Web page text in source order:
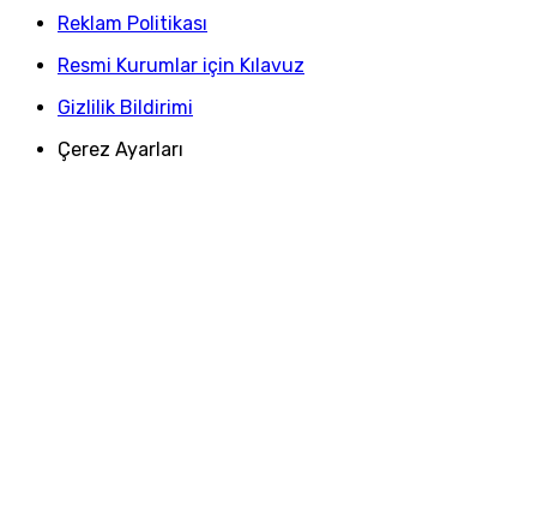
Reklam Politikası
Resmi Kurumlar için Kılavuz
Gizlilik Bildirimi
Çerez Ayarları